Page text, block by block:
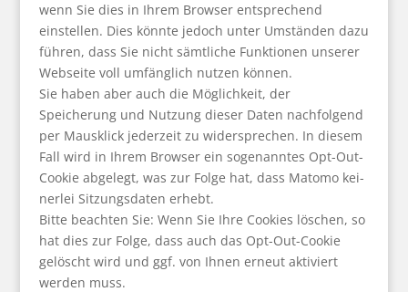
wenn Sie dies in Ihrem Browser entsprechend
einstellen. Dies könnte jedoch unter Umständen dazu
führen, dass Sie nicht sämtliche Funktionen unserer
Webseite voll umfänglich nutzen können.
Sie haben aber auch die Möglichkeit, der
Speicherung und Nutzung dieser Daten nachfolgend
per Mausklick jederzeit zu widersprechen. In diesem
Fall wird in Ihrem Browser ein sogenanntes Opt-Out-
Cookie abgelegt, was zur Folge hat, dass Matomo kei-
nerlei Sitzungsdaten erhebt.
Bitte beachten Sie: Wenn Sie Ihre Cookies löschen, so
hat dies zur Folge, dass auch das Opt-Out-Cookie
gelöscht wird und ggf. von Ihnen erneut aktiviert
werden muss.